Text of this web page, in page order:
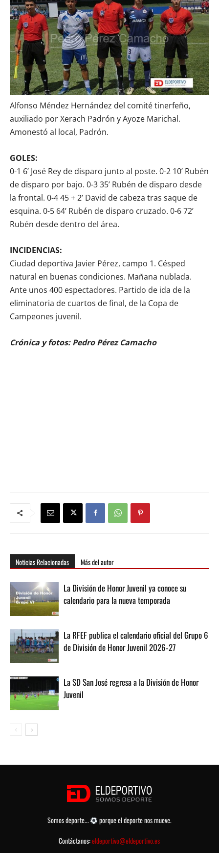
Alfonso Méndez Hernández del comité tinerfeño,
auxiliado por Xerach Padrón y Ayoze Marichal.
Amonestó al local, Padrón.
GOLES:
0-1 6’ José Rey de disparo junto al poste. 0-2 10’ Rubén
de disparo por bajo. 0-3 35’ Rubén de disparo desde
la frontal. 0-4 45 + 2’ David de cabeza tras saque de
esquina. 0-5 64’ Rubén de disparo cruzado. 0-6 72’
Rubén desde dentro del área.
INCIDENCIAS:
Ciudad deportiva Javier Pérez, campo 1. Césped
natural en buenas condiciones. Mañana nublada.
Ante unos 400 espectadores. Partido de ida de la
eliminatoria de cuartos de final, de la Copa de
Campeones juvenil.
Crónica y fotos: Pedro Pérez Camacho
Noticias Relacionadas Más del autor
La División de Honor Juvenil ya conoce su
calendario para la nueva temporada
La RFEF publica el calendario oficial del Grupo 6
de División de Honor Juvenil 2026‑27
La SD San José regresa a la División de Honor
Juvenil
Somos deporte...
porque el deporte nos mueve.
Contáctanos:eldeportivo@eldeportivo.es